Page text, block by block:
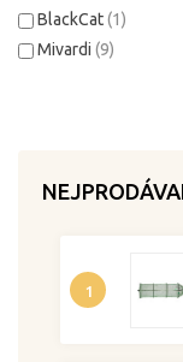
BlackCat(1)
Mivardi (9)
1